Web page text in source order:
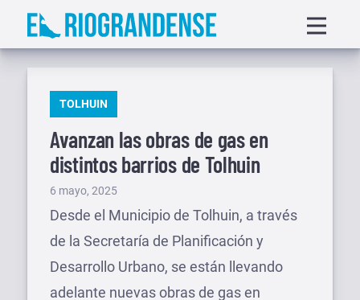
Saltar
menu
PUBLICADO
TOLHUIN
Avanzan las obras de gas en
distintos barrios de Tolhuin
Publicado
el
6 mayo, 2025
Desde el Municipio de Tolhuin, a través
de la Secretaría de Planificación y
Desarrollo Urbano, se están llevando
adelante nuevas obras de gas en